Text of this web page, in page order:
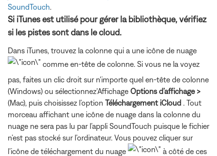
SoundTouch.
Si iTunes est utilisé pour gérer la bibliothèque, vérifiez
si les pistes sont dans le cloud.
Dans iTunes, trouvez la colonne qui a une icône de nuage
comme en-tête de colonne. Si vous ne la voyez
pas, faites un clic droit sur n'importe quel en-tête de colonne
(Windows) ou sélectionnez'Affichage Options d’affichage >
(Mac), puis choisissez l’option Téléchargement iCloud . Tout
morceau affichant une icône de nuage dans la colonne du
nuage ne sera pas lu par l’appli SoundTouch puisque le fichier
n’est pas stocké sur l’ordinateur. Vous pouvez cliquer sur
l’icône de téléchargement du nuage
à côté de ces